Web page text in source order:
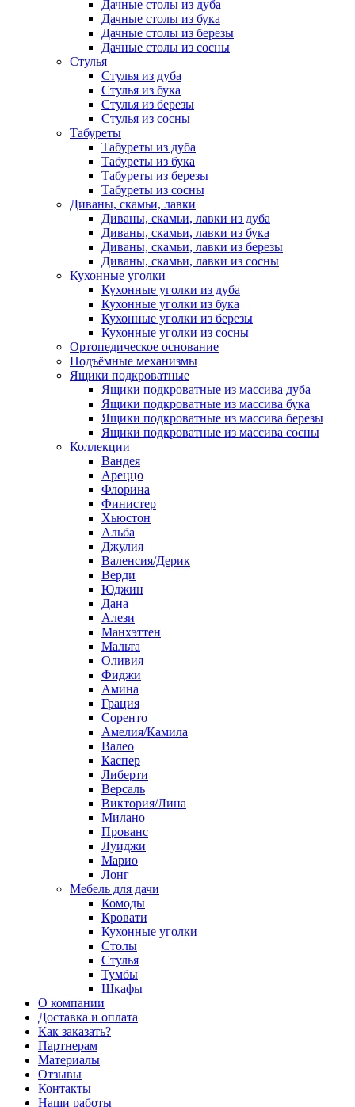
Дачные столы из дуба
Дачные столы из бука
Дачные столы из березы
Дачные столы из сосны
Стулья
Стулья из дуба
Стулья из бука
Стулья из березы
Стулья из сосны
Табуреты
Табуреты из дуба
Табуреты из бука
Табуреты из березы
Табуреты из сосны
Диваны, скамьи, лавки
Диваны, скамьи, лавки из дуба
Диваны, скамьи, лавки из бука
Диваны, скамьи, лавки из березы
Диваны, скамьи, лавки из сосны
Кухонные уголки
Кухонные уголки из дуба
Кухонные уголки из бука
Кухонные уголки из березы
Кухонные уголки из сосны
Ортопедическое основание
Подъёмные механизмы
Ящики подкроватные
Ящики подкроватные из массива дуба
Ящики подкроватные из массива бука
Ящики подкроватные из массива березы
Ящики подкроватные из массива сосны
Коллекции
Вандея
Ареццо
Флорина
Финистер
Хьюстон
Альба
Джулия
Валенсия/Дерик
Верди
Юджин
Дана
Алези
Манхэттен
Мальта
Оливия
Фиджи
Амина
Грация
Соренто
Амелия/Камила
Валео
Каспер
Либерти
Версаль
Виктория/Лина
Милано
Прованс
Луиджи
Марио
Лонг
Мебель для дачи
Комоды
Кровати
Кухонные уголки
Столы
Стулья
Тумбы
Шкафы
О компании
Доставка и оплата
Как заказать?
Партнерам
Материалы
Отзывы
Контакты
Наши работы